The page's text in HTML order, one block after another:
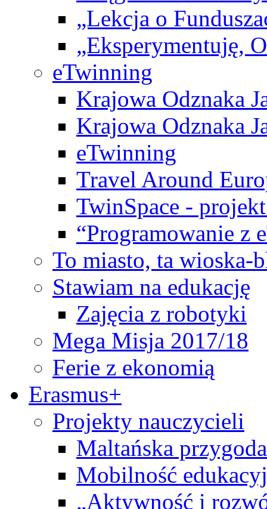
„Lekcja o
„Eksperymentuję,
eTwinning
Krajowa Odznaka
Krajowa Odznaka
eTwinning
Travel Around
TwinSpace -
“Programowanie z
To miasto, ta wioska-
Stawiam na edukację
Zajęcia z robotyki
Mega Misja 2017/18
Ferie z ekonomią
Erasmus+
Projekty nauczycieli
Maltańska
Mobilność
„Aktywność i